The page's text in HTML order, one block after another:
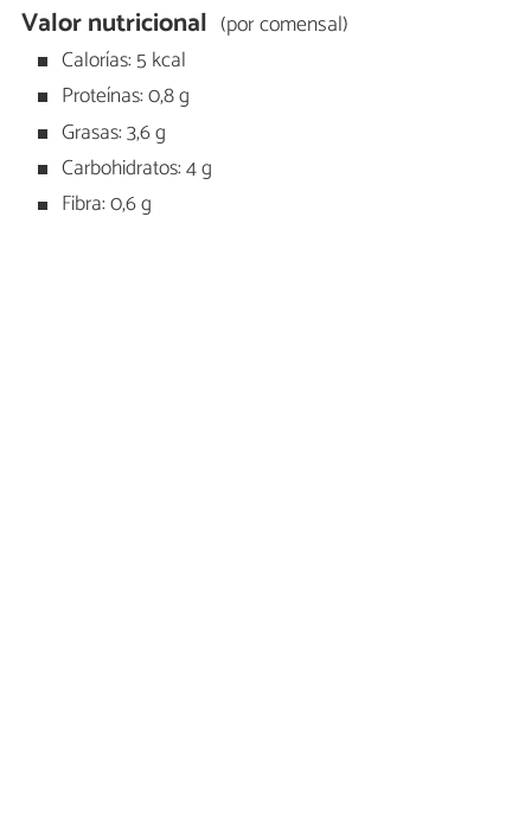
Valor nutricional (por comensal)
Calorías: 5 kcal
Proteínas: 0,8 g
Grasas: 3,6 g
Carbohidratos: 4 g
Fibra: 0,6 g